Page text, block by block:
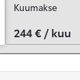
Kuumakse
244 € / kuu